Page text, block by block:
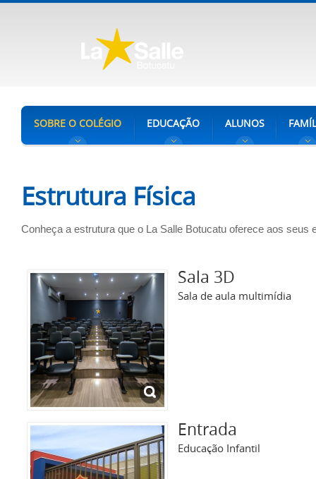
SOBRE O COLÉGIO EDUCAÇÃO ALUNOS
Estrutura Física
Conheça a estrutura que o La Salle Botucatu oferece aos seus
Sala 3D
Sala de aula multimídia
Entrada
Educação Infantil